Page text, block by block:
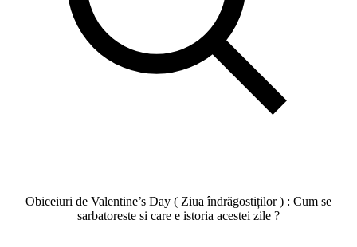
Obiceiuri de Valentine’s Day ( Ziua îndrăgostiților ) : Cum se
sarbatoreste si care e istoria acestei zile ?